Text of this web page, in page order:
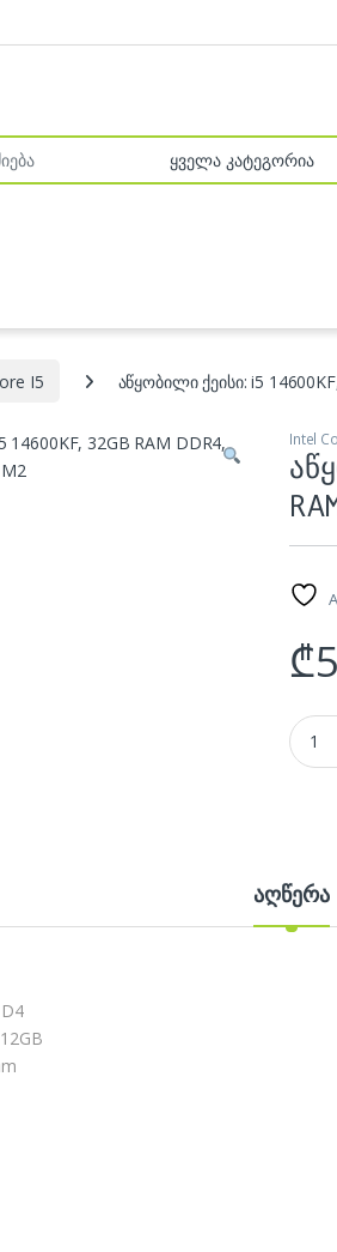
I5 აწყობილი ქეისი: i5
Intel
₾
აღწერა